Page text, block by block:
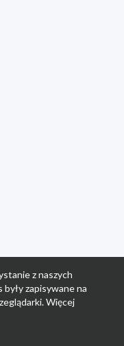
z naszych
zapisywane na
Więcej